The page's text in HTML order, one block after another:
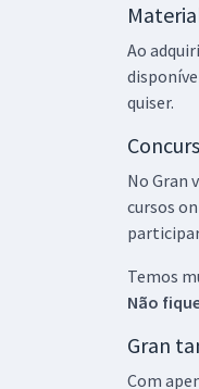
Ao
quiser.
No Gran
cursos
Temos
Não
Gran
Com